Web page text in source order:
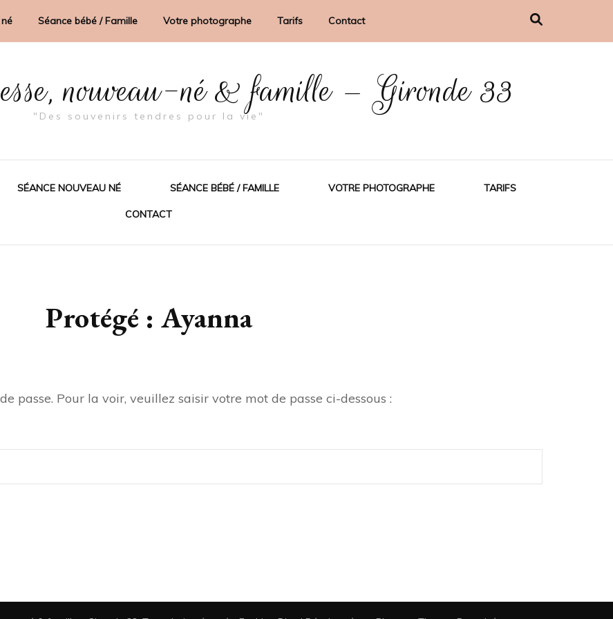
Séance bébé / Famille Votre photographe Tarifs Contact
nouveau-né & famille – Gironde 33
"Des souvenirs tendres pour la vie"
SÉANCE NOUVEAU NÉ SÉANCE BÉBÉ / FAMILLE VOTRE PHOTOGRAPHE TARIFS
CONTACT
Protégé : Ayanna
passe. Pour la voir, veuillez saisir votre mot de passe ci-dessous :